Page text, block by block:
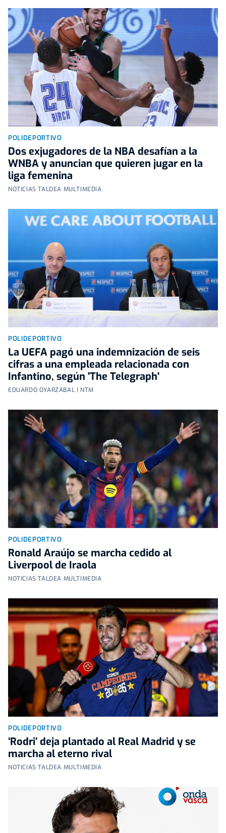
POLIDEPORTIVO
Dos exjugadores de la NBA desafían a la
WNBA y anuncian que quieren jugar en la
liga femenina
NOTICIAS TALDEA MULTIMEDIA
POLIDEPORTIVO
La UEFA pagó una indemnización de seis
cifras a una empleada relacionada con
Infantino, según 'The Telegraph'
EDUARDO OYARZABAL | NTM
POLIDEPORTIVO
Ronald Araújo se marcha cedido al
Liverpool de Iraola
NOTICIAS TALDEA MULTIMEDIA
POLIDEPORTIVO
‘Rodri’ deja plantado al Real Madrid y se
marcha al eterno rival
NOTICIAS TALDEA MULTIMEDIA